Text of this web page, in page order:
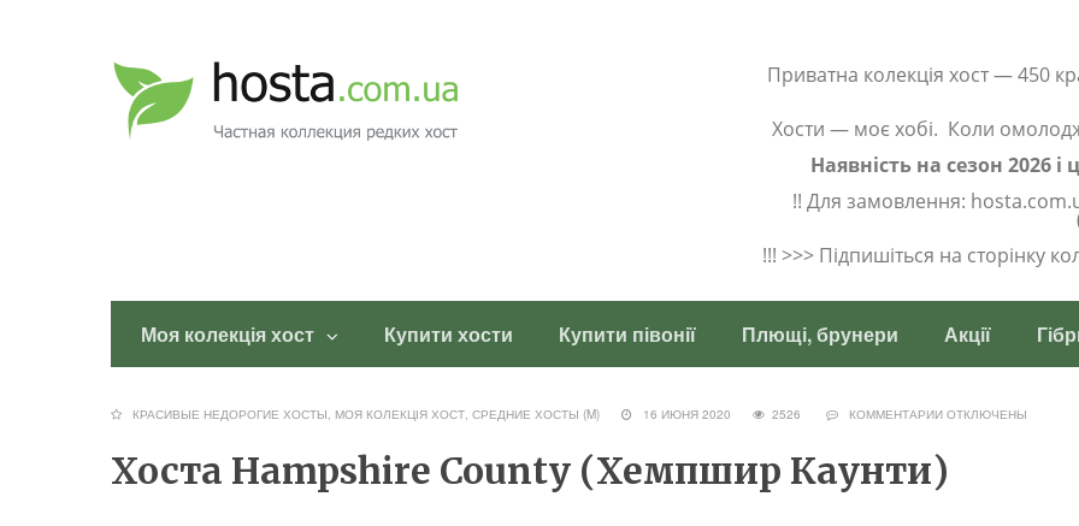
Приватна колекція хост — 450
Хости — моє хобі. Коли
Наявність на сезон 2026
!! Для замовлення:
!!! >>> Підпишіться на сторінку
Моя колекція хост Купити хости Купити півонії Плющі, брунери Акції
КРАСИВЫЕ НЕДОРОГИЕ ХОСТЫ, МОЯ КОЛЕКЦІЯ ХОСТ, СРЕДНИЕ ХОСТЫ (M) 16 ИЮНЯ 2020 2526 КОММЕНТАРИИ ОТКЛЮЧЕНЫ
Хоста Hampshire County (Хемпшир Каунти)